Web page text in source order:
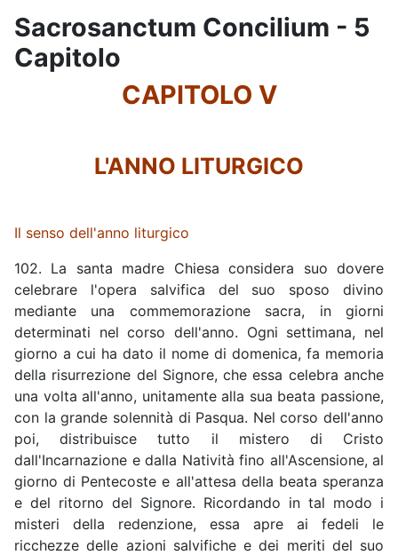
Sacrosanctum Concilium - 5
Capitolo
CAPITOLO V
L'ANNO LITURGICO
Il senso dell'anno liturgico
102. La santa madre Chiesa considera suo dovere
celebrare l'opera salvifica del suo sposo divino
mediante una commemorazione sacra, in giorni
determinati nel corso dell'anno. Ogni settimana, nel
giorno a cui ha dato il nome di domenica, fa memoria
della risurrezione del Signore, che essa celebra anche
una volta all'anno, unitamente alla sua beata passione,
con la grande solennità di Pasqua. Nel corso dell'anno
poi, distribuisce tutto il mistero di Cristo
dall'Incarnazione e dalla Natività fino all'Ascensione, al
giorno di Pentecoste e all'attesa della beata speranza
e del ritorno del Signore. Ricordando in tal modo i
misteri della redenzione, essa apre ai fedeli le
ricchezze delle azioni salvifiche e dei meriti del suo